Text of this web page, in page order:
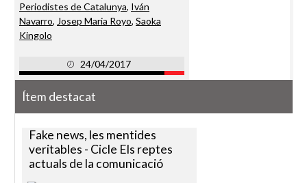
Periodistes de Catalunya, Iván
Navarro, Josep Maria Royo, Saoka
Kingolo
24/04/2017
Ítem destacat
Fake news, les mentides
veritables - Cicle Els reptes
actuals de la comunicació